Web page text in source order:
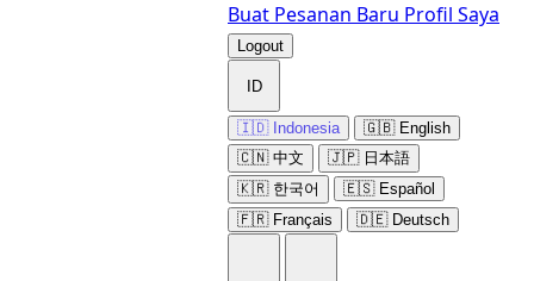
Buat Pesanan Baru Profil Saya
Logout
ID
🇮🇩 Indonesia
🇬🇧 English
🇨🇳 中文
🇯🇵 日本語
🇰🇷 한국어
🇪🇸 Español
🇫🇷 Français
🇩🇪 Deutsch